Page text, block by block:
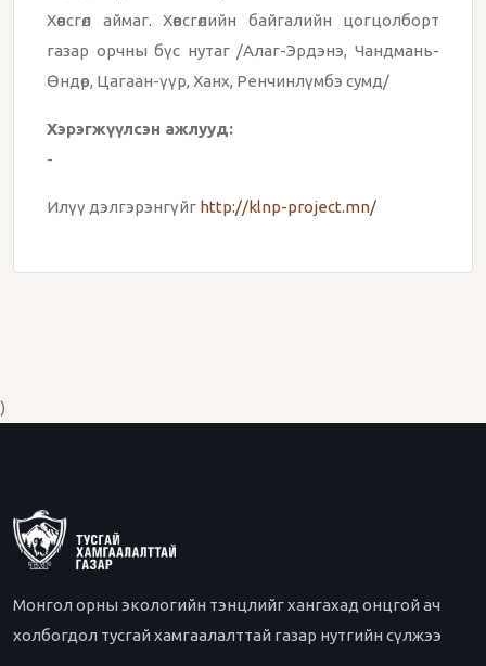
Хөвсгөл аймаг. Хөвсгөлийн байгалийн цогцолборт
газар орчны бүс нутаг /Алаг-Эрдэнэ, Чандмань-
Өндөр, Цагаан-үүр, Ханх, Ренчинлүмбэ сумд/
Хэрэгжүүлсэн ажлууд:
-
Илүү дэлгэрэнгүйг http://klnp-project.mn/
)
Монгол орны экологийн тэнцлийг хангахад онцгой ач
холбогдол тусгай хамгаалалттай газар нутгийн сүлжээ